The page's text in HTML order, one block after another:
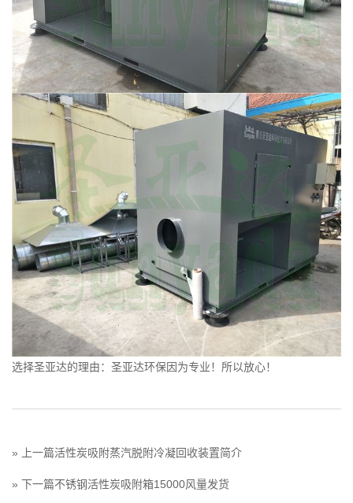
选择圣亚达的理由：圣亚达环保因为专业！所以放心！
» 上一篇活性炭吸附蒸汽脱附冷凝回收装置简介
» 下一篇不锈钢活性炭吸附箱15000风量发货